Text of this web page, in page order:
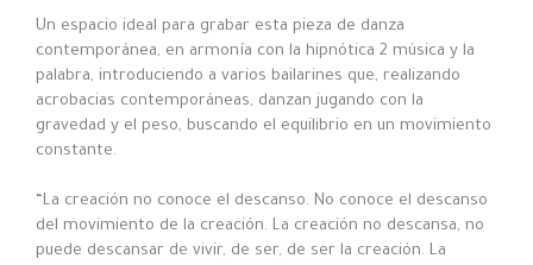
Un espacio ideal para grabar esta pieza de danza
contemporánea, en armonía con la hipnótica 2 música y la
palabra, introduciendo a varios bailarines que, realizando
acrobacias contemporáneas, danzan jugando con la
gravedad y el peso, buscando el equilibrio en un movimiento
constante.
“La creación no conoce el descanso. No conoce el descanso
del movimiento de la creación. La creación no descansa, no
puede descansar de vivir, de ser, de ser la creación. La